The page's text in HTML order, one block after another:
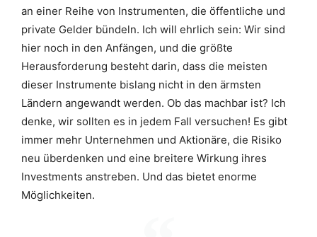
an einer Reihe von Instrumenten, die öffentliche und
private Gelder bündeln. Ich will ehrlich sein: Wir sind
hier noch in den Anfängen, und die größte
Herausforderung besteht darin, dass die meisten
dieser Instrumente bislang nicht in den ärmsten
Ländern angewandt werden. Ob das machbar ist? Ich
denke, wir sollten es in jedem Fall versuchen! Es gibt
immer mehr Unternehmen und Aktionäre, die Risiko
neu überdenken und eine breitere Wirkung ihres
Investments anstreben. Und das bietet enorme
Möglichkeiten.